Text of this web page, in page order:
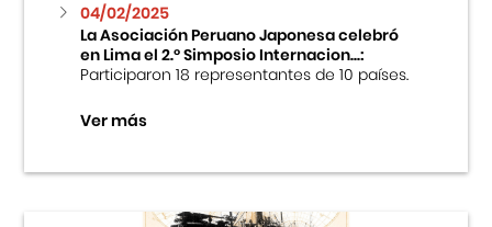
04/02/2025
La Asociación Peruano Japonesa celebró
en Lima el 2.º Simposio Internacion...:
Participaron 18 representantes de 10 países.
Ver más